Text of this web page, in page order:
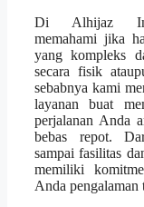
Di Alhijaz
memahami jika
yang kompleks
secara fisik
sebabnya kami
layanan buat
perjalanan Anda
bebas repot.
sampai fasilitas
memiliki
Anda pengalaman